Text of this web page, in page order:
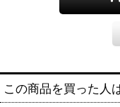
この商品を買った人